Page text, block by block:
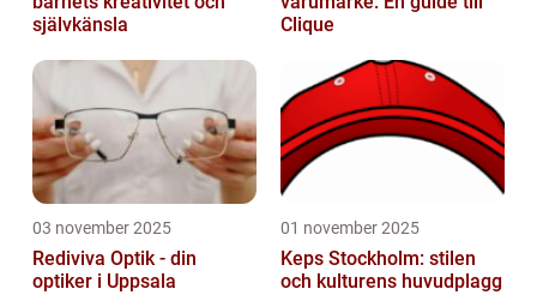
självkänsla
Clique
03 november 2025
Rediviva Optik - din
optiker i Uppsala
01 november 2025
Keps Stockholm: stilen
och kulturens huvudplagg